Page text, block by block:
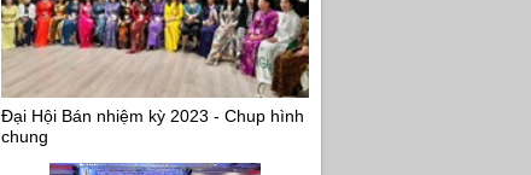
Đại Hội Bán nhiệm kỳ 2023 - Chup hình
chung